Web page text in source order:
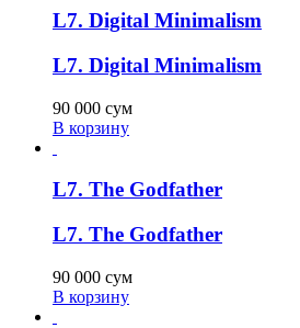
L7. Digital Minimalism
L7. Digital Minimalism
90 000 сум
В корзину
L7. The Godfather
L7. The Godfather
90 000 сум
В корзину